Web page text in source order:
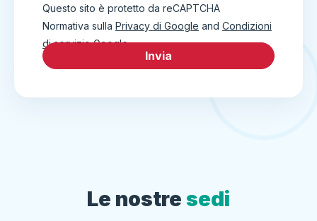
Questo sito è protetto da reCAPTCHA
Normativa sulla Privacy di Google and Condizioni
di servizio Google.
Le nostre sedi